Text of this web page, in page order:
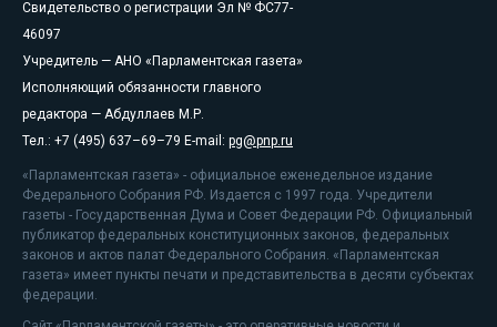
Свидетельство о регистрации Эл № ФС77-
46097
Учредитель — АНО «Парламентская газета»
Исполняющий обязанности главного
редактора — Абдуллаев М.Р.
Тел.: +7 (495) 637–69–79 E-mail: pg@pnp.ru
«Парламентская газета» - официальное еженедельное издание
Федерального Собрания РФ. Издается с 1997 года. Учредители
газеты - Государственная Дума и Совет Федерации РФ. Официальный
публикатор федеральных конституционных законов, федеральных
законов и актов палат Федерального Собрания. «Парламентская
газета» имеет пункты печати и представительства в десяти субъектах
федерации.